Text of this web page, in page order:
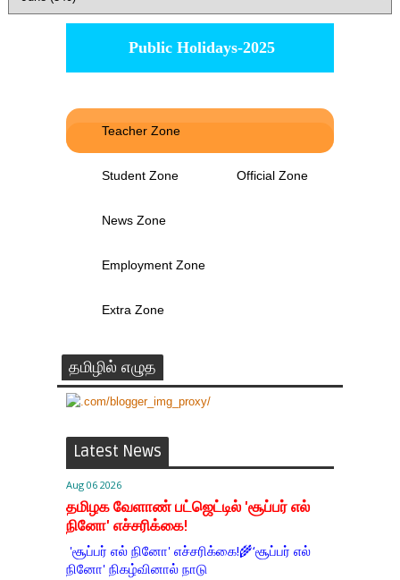
Public Holidays-2025
Teacher Zone
Student Zone Official Zone
News Zone
Employment Zone
Extra Zone
தமிழில் எழுத
Latest News
Aug 06 2026
தமிழக வேளாண் பட்ஜெட்டில் 'சூப்பர் எல்
நினோ' எச்சரிக்கை!
'சூப்பர் எல் நினோ' எச்சரிக்கை!🌾‘சூப்பர் எல்
நினோ' நிகழ்வினால் நாடு